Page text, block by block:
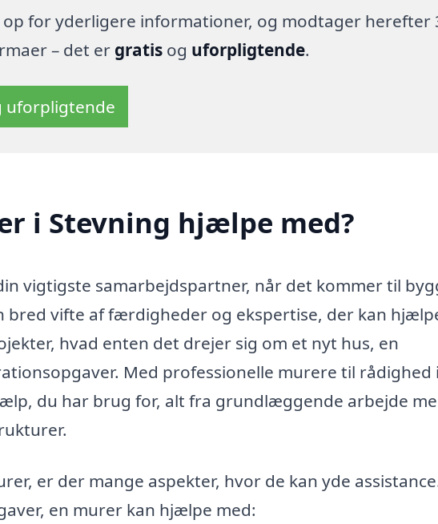
op for yderligere informationer, og modtager herefter
– det er gratisog uforpligtende.
uforpligtende
i Stevning hjælpe med?
vigtigste samarbejdspartner, når det kommer til
bred vifte af færdigheder og ekspertise, der kan
hvad enten det drejer sig om et nyt hus, en
Med professionelle murere til rådighed
du har brug for, alt fra grundlæggende arbejde
er der mange aspekter, hvor de kan yde
en murer kan hjælpe med: